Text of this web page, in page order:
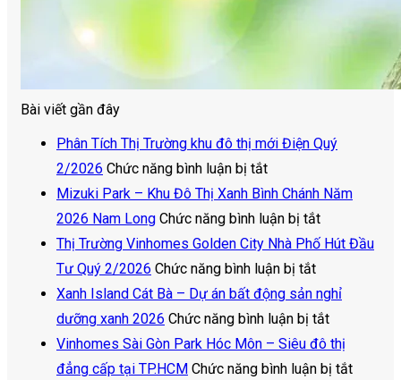
Bài viết gần đây
Phân Tích Thị Trường khu đô thị mới Điện Quý
2/2026 Chức năng bình luận bị tắtở
Phân
Tích
Thị
Trường
khu
đô
thị
mới
Mizuki Park – Khu Đô Thị Xanh Bình Chánh Năm
2026 Nam Long Chức năng bình luận bị tắtở
Mizuki
–
Khu
Đô
Thị
Thị Trường Vinhomes Golden City Nhà Phố Hút Đầu
Tư Quý 2/2026 Chức năng bình luận bị tắtở
Thị
Trường
Vinhomes
Golden
Xanh Island Cát Bà – Dự án bất động sản nghỉ
dưỡng xanh 2026 Chức năng bình luận bị tắtở
Xanh
Island
Vinhomes Sài Gòn Park Hóc Môn – Siêu đô thị
đẳng cấp tại TP.HCM Chức năng bình luận bị tắtở